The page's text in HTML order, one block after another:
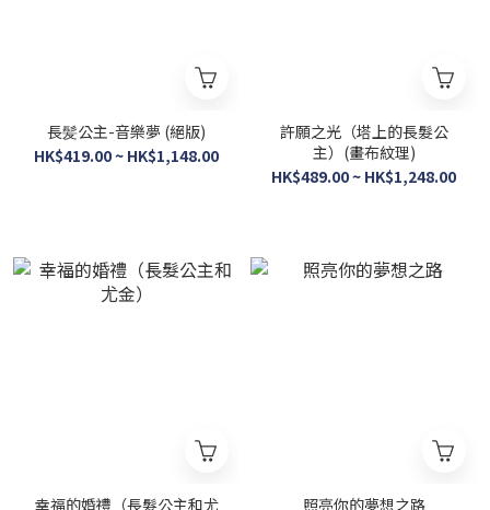
長髪公主-音樂夢 (絕版)
HK$419.00 ~ HK$1,148.00
許願之光（塔上的長髮公
主）(畫布紋理)
HK$489.00 ~ HK$1,248.00
幸福的婚禮（長髮公主和尤 照亮你的夢想之路